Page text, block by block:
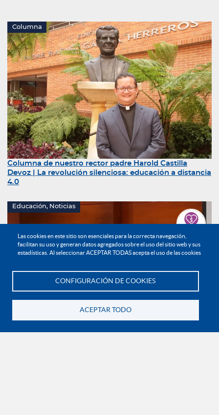
Las cookies en este sitio son esenciales para la correcta navegación,
facilitan su uso y generan datos agregados sobre el uso del sitio web y sus
estadísticas. Al seleccionar ACEPTAR TODAS acepta el uso de las cookies
CONFIGURACIÓN DE COOKIES
ACEPTAR TODO
Haz tu donación
Columna
Columna de nuestro rector padre Harold Castilla
Devoz | La revolución silenciosa: educación a distancia
4.0
Educación, Noticias